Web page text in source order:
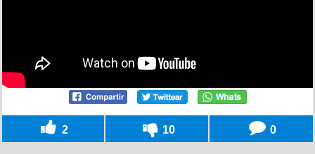
2 10 0